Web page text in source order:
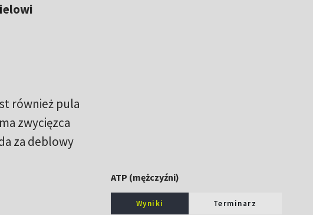
również pula
zwycięzca
za deblowy
ATP (mężczyźni)
Wyniki Terminarz